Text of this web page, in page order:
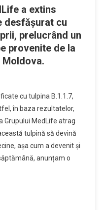
a extins
desfășurat cu
prelucrând un
provenite de la
Moldova.
cu tulpina B.1.1.7,
în baza rezultatelor,
Grupului MedLife atrag
tulpină să devină
așa cum a devenit și
anunțam o